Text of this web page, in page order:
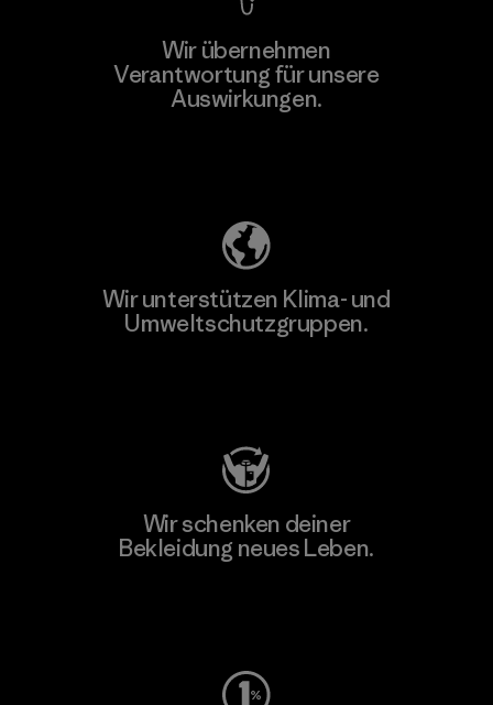
Wir übernehmen
Verantwortung für unsere
Auswirkungen.
Wir unterstützen Klima- und
Umweltschutzgruppen.
Wir schenken deiner
Bekleidung neues Leben.